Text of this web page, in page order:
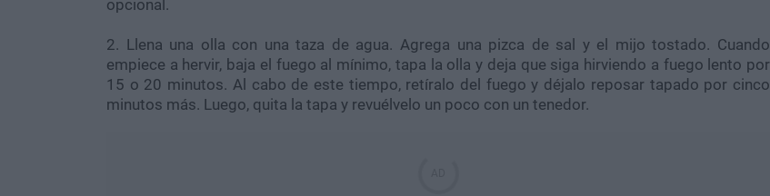
opcional.
2. Llena una olla con una taza de agua. Agrega una pizca de sal y el mijo tostado. Cuando
empiece a hervir, baja el fuego al mínimo, tapa la olla y deja que siga hirviendo a fuego lento por
15 o 20 minutos. Al cabo de este tiempo, retíralo del fuego y déjalo reposar tapado por cinco
minutos más. Luego, quita la tapa y revuélvelo un poco con un tenedor.